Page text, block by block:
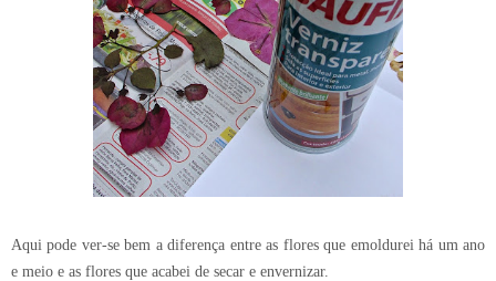
Aqui pode ver-se bem a diferença entre as flores que emoldurei há um ano
e meio e as flores que acabei de secar e envernizar.